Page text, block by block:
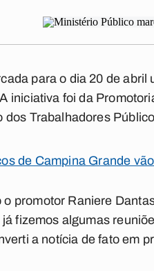
para o dia 20 de
iniciativa foi da
dos Trabalhadores
de Campina Grande
o promotor Raniere
fizemos algumas
a notícia de fato em